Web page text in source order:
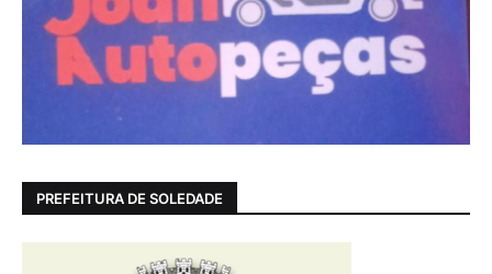
PREFEITURA DE SOLEDADE